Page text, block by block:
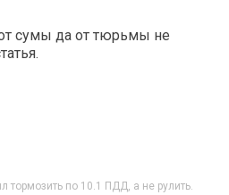
сумы да от тюрьмы не
по 10.1 ПДД, а не рулить.